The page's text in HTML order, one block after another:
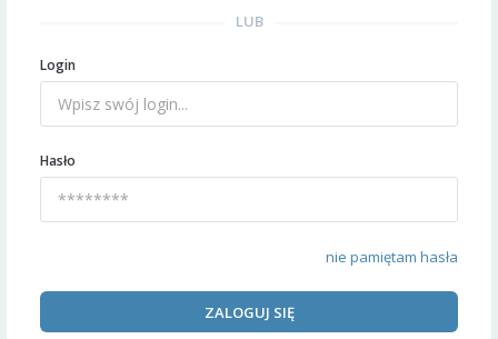
LUB
Login
Hasło
nie pamiętam hasła
ZALOGUJ SIĘ